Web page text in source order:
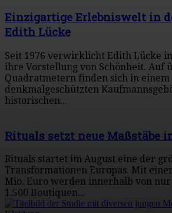
Einzigartige Erlebniswelt in
Edith Lücke
Seit 1976 verwirklicht Edith Lücke
ihre Vorstellung von Schönheit. Auf
Quadratmetern finden sich in einem
denkmalgeschützten
historischen...
Rituals setzt neue Maßstäbe
Rituals startet im August eine der
Transformationen Europas. Mit
Mio. Euro werden innerhalb von
1.500 Boutiquen...